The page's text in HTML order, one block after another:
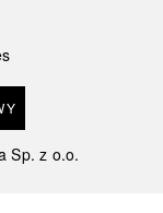
Sp. z o.o.